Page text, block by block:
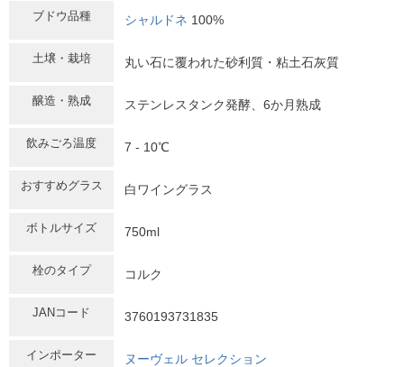
ブドウ品種 シャルドネ 100%
土壌・栽培 丸い石に覆われた砂利質・粘土石灰質
醸造・熟成 ステンレスタンク発酵、6か月熟成
飲みごろ温度 7 - 10℃
おすすめグラス 白ワイングラス
ボトルサイズ 750ml
栓のタイプ コルク
JANコード 3760193731835
インポーター ヌーヴェル セレクション